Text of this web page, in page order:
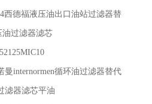
西德福液压油出口油站过滤器替
油过滤器滤芯
曼internormen循环油过滤器替代
滤器滤芯平油